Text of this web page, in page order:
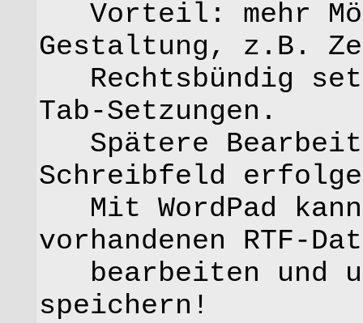
Vorteil: mehr
Gestaltung, z.B.
Rechtsbündig
Tab-Setzungen.
Spätere
Schreibfeld
Mit WordPad
vorhandenen RTF-
bearbeiten und
speichern!